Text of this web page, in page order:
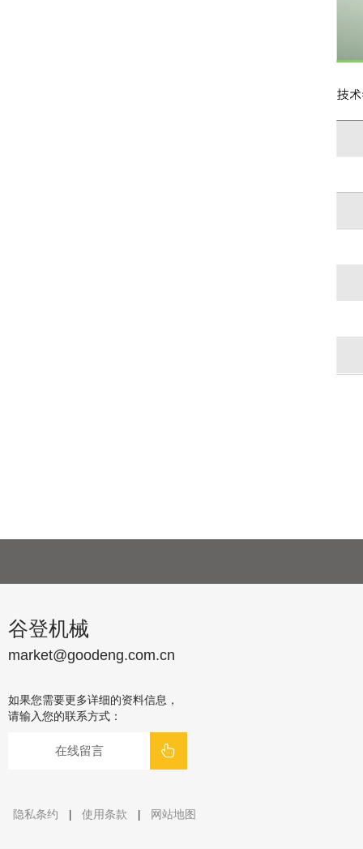
谷登机械
market@goodeng.com.cn
如果您需要更多详细的资料信息，
请输入您的联系方式：
在线留言
隐私条约 使用条款 网站地图